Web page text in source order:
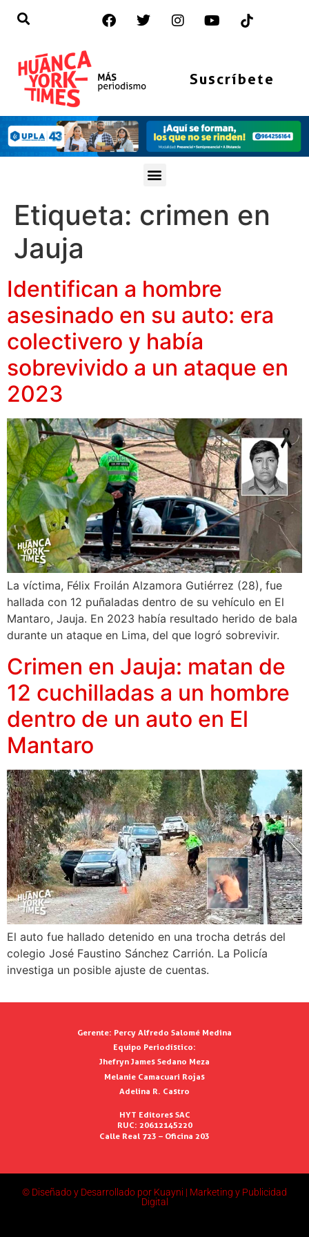
Suscríbete
Etiqueta: crimen en
Jauja
Identifican a hombre
asesinado en su auto: era
colectivero y había
sobrevivido a un ataque en
2023
La víctima, Félix Froilán Alzamora Gutiérrez (28), fue
hallada con 12 puñaladas dentro de su vehículo en El
Mantaro, Jauja. En 2023 había resultado herido de bala
durante un ataque en Lima, del que logró sobrevivir.
Crimen en Jauja: matan de
12 cuchilladas a un hombre
dentro de un auto en El
Mantaro
El auto fue hallado detenido en una trocha detrás del
colegio José Faustino Sánchez Carrión. La Policía
investiga un posible ajuste de cuentas.
Gerente: Percy Alfredo Salomé Medina
Equipo Periodístico:
Jhefryn James Sedano Meza
Melanie Camacuari Rojas
Adelina R. Castro
HYT Editores SAC
RUC: 20612145220
Calle Real 723 – Oficina 203
© Diseñado y Desarrollado por Kuayni | Marketing y Publicidad
Digital